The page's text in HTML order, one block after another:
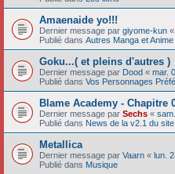
Amaenaide yo!!!
Dernier message par giyome-kun «
Publié dans Autres Manga et Anime
Goku...( et pleins d'autres )
Dernier message par Dood « mar.
Publié dans Vos Personnages
Blame Academy - Chapitre
Dernier message par Sechs «
Publié dans News de la v2.1 du site
Metallica
Dernier message par Vaarn « lun.
Publié dans Musique